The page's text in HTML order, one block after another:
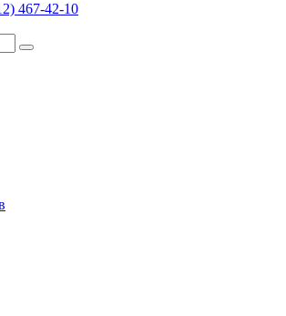
467-42-10